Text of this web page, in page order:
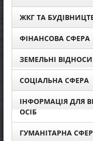
ЖКГ ТА
ФІНАНСОВА СФЕРА
ЗЕМЕЛЬНІ
СОЦІАЛЬНА СФЕРА
ІНФОРМАЦІЯ ДЛЯ
ОСІБ
ГУМАНІТАРНА